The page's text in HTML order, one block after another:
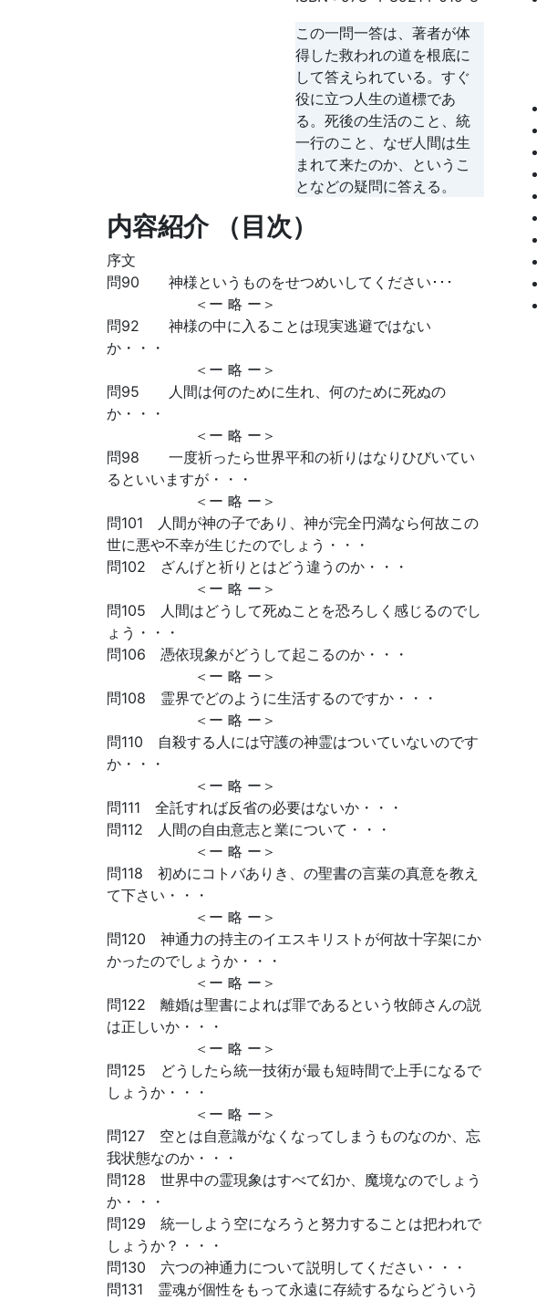
この一問一答は、著者が体
得した救われの道を根底に
して答えられている。すぐ
役に立つ人生の道標であ
る。死後の生活のこと、統
一行のこと、なぜ人間は生
まれて来たのか、というこ
となどの疑問に答える。
内容紹介 （目次）
序文
問90 神様というものをせつめいしてください･･･
＜ー 略 ー＞
問92 神様の中に入ることは現実逃避ではない
か・・・
＜ー 略 ー＞
問95 人間は何のために生れ、何のために死ぬの
か・・・
＜ー 略 ー＞
問98 一度祈ったら世界平和の祈りはなりひびいてい
るといいますが・・・
＜ー 略 ー＞
問101 人間が神の子であり、神が完全円満なら何故この
世に悪や不幸が生じたのでしょう・・・
問102 ざんげと祈りとはどう違うのか・・・
＜ー 略 ー＞
問105 人間はどうして死ぬことを恐ろしく感じるのでし
ょう・・・
問106 憑依現象がどうして起こるのか・・・
＜ー 略 ー＞
問108 霊界でどのように生活するのですか・・・
＜ー 略 ー＞
問110 自殺する人には守護の神霊はついていないのです
か・・・
＜ー 略 ー＞
問111 全託すれば反省の必要はないか・・・
問112 人間の自由意志と業について・・・
＜ー 略 ー＞
問118 初めにコトバありき、の聖書の言葉の真意を教え
て下さい・・・
＜ー 略 ー＞
問120 神通力の持主のイエスキリストが何故十字架にか
かったのでしょうか・・・
＜ー 略 ー＞
問122 離婚は聖書によれば罪であるという牧師さんの説
は正しいか・・・
＜ー 略 ー＞
問125 どうしたら統一技術が最も短時間で上手になるで
しょうか・・・
＜ー 略 ー＞
問127 空とは自意識がなくなってしまうものなのか、忘
我状態なのか・・・
問128 世界中の霊現象はすべて幻か、魔境なのでしょう
か・・・
問129 統一しよう空になろうと努力することは把われで
しょうか？・・・
問130 六つの神通力について説明してください・・・
問131 霊魂が個性をもって永遠に存続するならどういう